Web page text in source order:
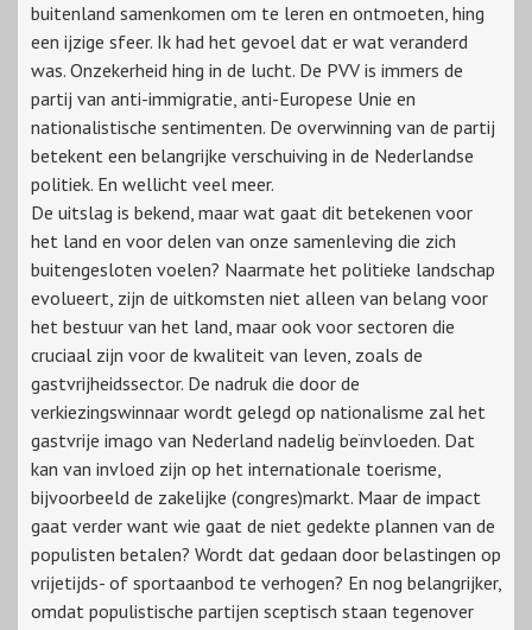
buitenland samenkomen om te leren en ontmoeten, hing
een ijzige sfeer. Ik had het gevoel dat er wat veranderd
was. Onzekerheid hing in de lucht. De PVV is immers de
partij van anti-immigratie, anti-Europese Unie en
nationalistische sentimenten. De overwinning van de partij
betekent een belangrijke verschuiving in de Nederlandse
politiek. En wellicht veel meer.
De uitslag is bekend, maar wat gaat dit betekenen voor
het land en voor delen van onze samenleving die zich
buitengesloten voelen? Naarmate het politieke landschap
evolueert, zijn de uitkomsten niet alleen van belang voor
het bestuur van het land, maar ook voor sectoren die
cruciaal zijn voor de kwaliteit van leven, zoals de
gastvrijheidssector. De nadruk die door de
verkiezingswinnaar wordt gelegd op nationalisme zal het
gastvrije imago van Nederland nadelig beïnvloeden. Dat
kan van invloed zijn op het internationale toerisme,
bijvoorbeeld de zakelijke (congres)markt. Maar de impact
gaat verder want wie gaat de niet gedekte plannen van de
populisten betalen? Wordt dat gedaan door belastingen op
vrijetijds- of sportaanbod te verhogen? En nog belangrijker,
omdat populistische partijen sceptisch staan tegenover